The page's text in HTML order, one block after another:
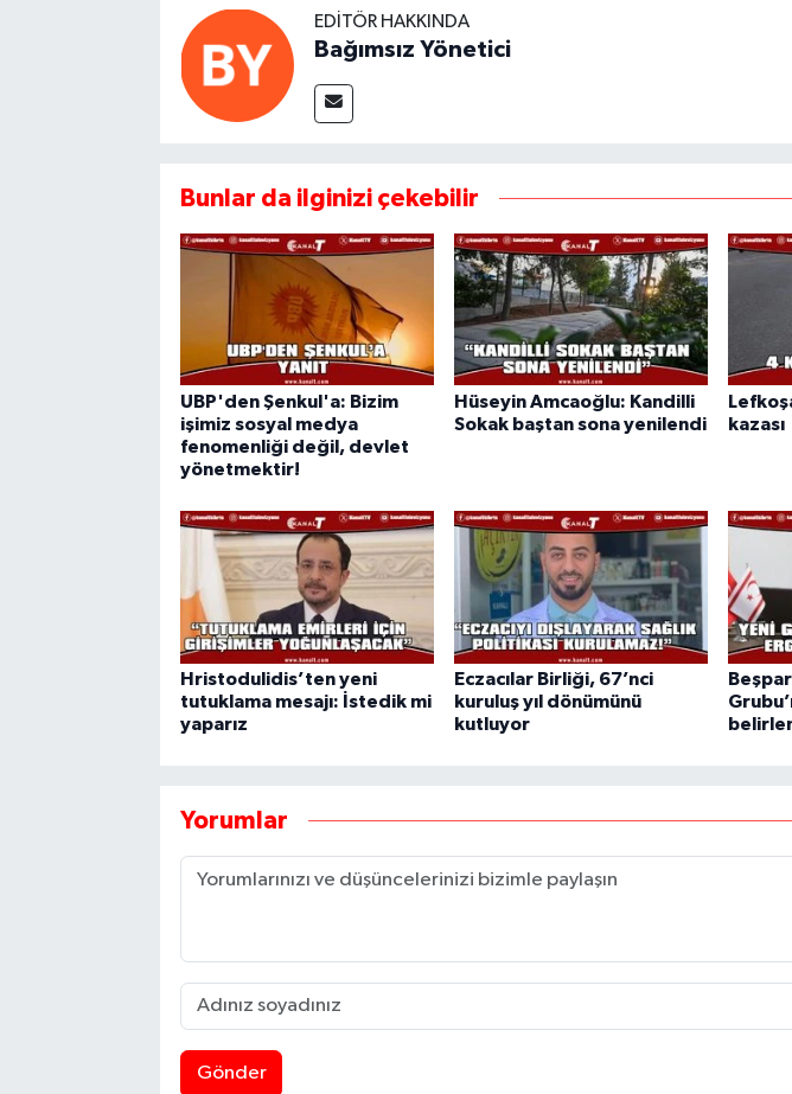
EDITÖR HAKKINDA
Bağımsız Yönetici
Bunlar da ilginizi çekebilir
UBP'den Şenkul'a: Bizim
işimiz sosyal medya
fenomenliği değil, devlet
yönetmektir!
Hüseyin Amcaoğlu: Kandilli
Sokak baştan sona yenilendi
kazası
Hristodulidis’ten yeni
tutuklama mesajı: İstedik mi
yaparız
Eczacılar Birliği, 67’nci
kuruluş yıl dönümünü
kutluyor
Yorumlar
Gönder